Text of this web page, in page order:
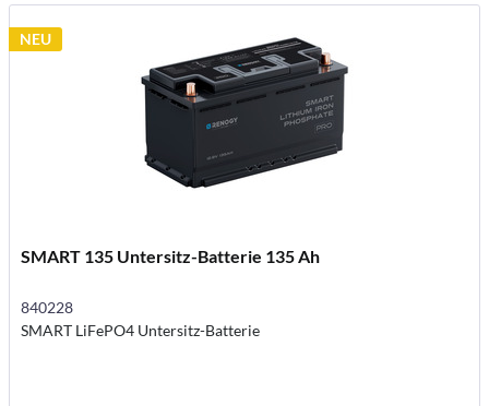
NEU
SMART 135 Untersitz-Batterie 135 Ah
840228
SMART LiFePO4 Untersitz-Batterie